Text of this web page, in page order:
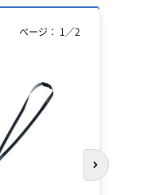
ページ： 1 ／2
次のスライド